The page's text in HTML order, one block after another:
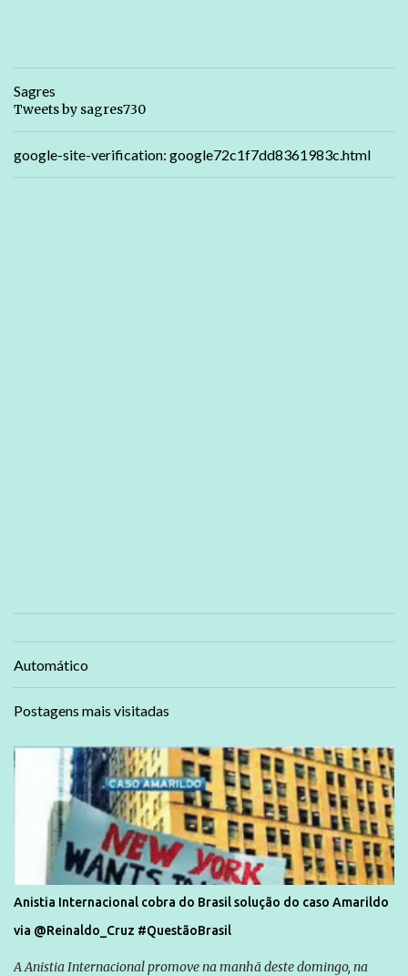
Sagres
Tweets by sagres730
google-site-verification: google72c1f7dd8361983c.html
Automático
Postagens mais visitadas
Anistia Internacional cobra do Brasil solução do caso Amarildo
via @Reinaldo_Cruz #QuestãoBrasil
A Anistia Internacional promove na manhã deste domingo, na